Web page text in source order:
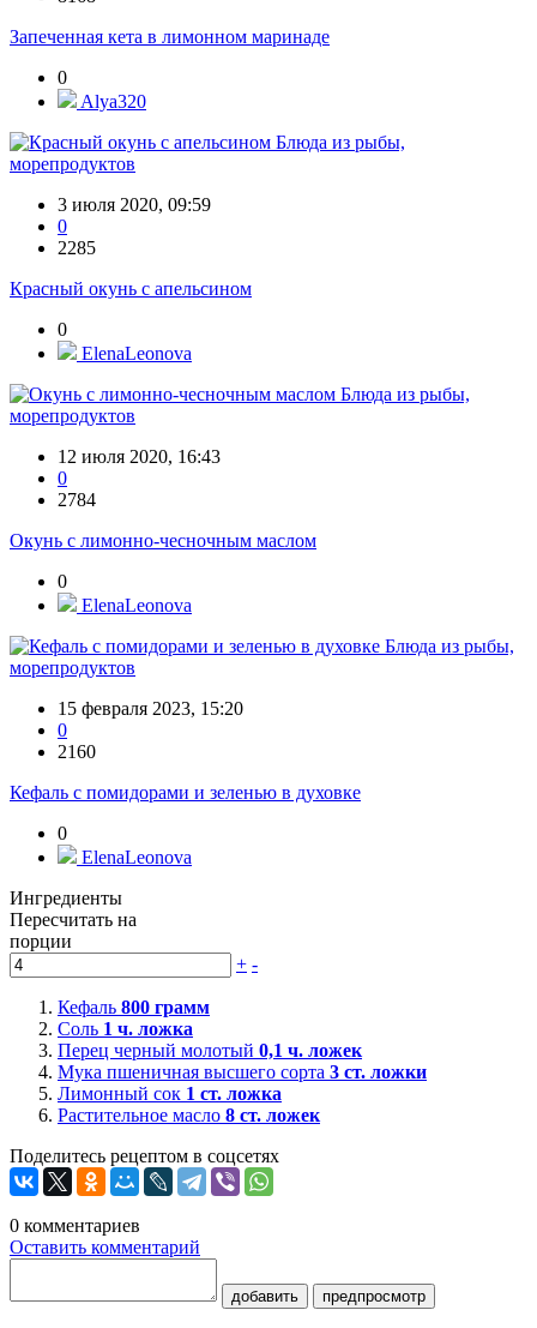
Запеченная кета в лимонном маринаде
0
Alya320
Блюда из рыбы,
морепродуктов
3 июля 2020, 09:59
0
2285
Красный окунь с апельсином
0
ElenaLeonova
Блюда из рыбы,
морепродуктов
12 июля 2020, 16:43
0
2784
Окунь с лимонно-чесночным маслом
0
ElenaLeonova
Блюда из рыбы,
морепродуктов
15 февраля 2023, 15:20
0
2160
Кефаль с помидорами и зеленью в духовке
0
ElenaLeonova
Ингредиенты
Пересчитать на
порции
+ -
Кефаль 800 грамм
Соль 1 ч. ложка
Перец черный молотый 0,1 ч. ложек
Мука пшеничная высшего сорта 3 ст. ложки
Лимонный сок 1 ст. ложка
Растительное масло 8 ст. ложек
Поделитесь рецептом в соцсетях
0 комментариев
Оставить комментарий
добавить предпросмотр